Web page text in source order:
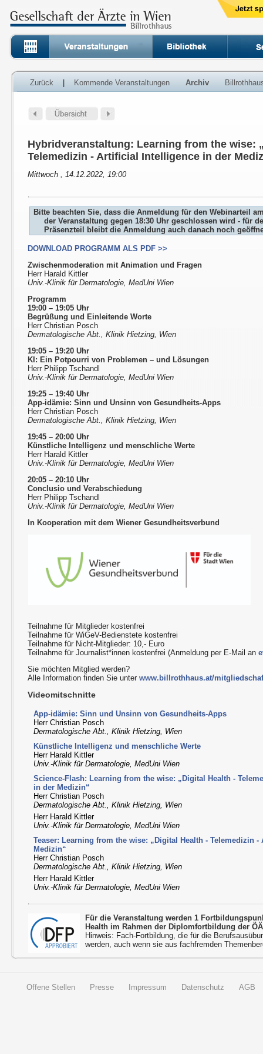
Zurück Kommende Veranstaltungen Archiv
Hybridveranstaltung: Learning from the wise:
Telemedizin - Artificial Intelligence in der
Mittwoch , 14.12.2022, 19:00
Bitte beachten Sie, dass die Anmeldung für den Webinarteil
der Veranstaltung gegen 18:30 Uhr geschlossen wird - für
Präsenzteil bleibt die Anmeldung auch danach noch
DOWNLOAD PROGRAMM ALS PDF >>
Zwischenmoderation mit Animation und Fragen
Herr Harald Kittler
Univ.-Klinik für Dermatologie, MedUni Wien
Programm
19:00 – 19:05 Uhr
Begrüßung und Einleitende Worte
Herr Christian Posch
Dermatologische Abt., Klinik Hietzing, Wien
19:05 – 19:20 Uhr
KI: Ein Potpourri von Problemen – und Lösungen
Herr Philipp Tschandl
Univ.-Klinik für Dermatologie, MedUni Wien
19:25 – 19:40 Uhr
App-idämie: Sinn und Unsinn von Gesundheits-Apps
Herr Christian Posch
Dermatologische Abt., Klinik Hietzing, Wien
19:45 – 20:00 Uhr
Künstliche Intelligenz und menschliche Werte
Herr Harald Kittler
Univ.-Klinik für Dermatologie, MedUni Wien
20:05 – 20:10 Uhr
Conclusio und Verabschiedung
Herr Philipp Tschandl
Univ.-Klinik für Dermatologie, MedUni Wien
In Kooperation mit dem Wiener Gesundheitsverbund
Teilnahme für Mitglieder kostenfrei
Teilnahme für WiGeV-Bedienstete kostenfrei
Teilnahme für Nicht-Mitglieder: 10,- Euro
Teilnahme für Journalist*innen kostenfrei (Anmeldung per E-Mail an
Sie möchten Mitglied werden?
Alle Information finden Sie unterwww.billrothhaus.at/
Videomitschnitte
App-idämie: Sinn und Unsinn von Gesundheits-Apps
Herr Christian Posch
Dermatologische Abt., Klinik Hietzing, Wien
Künstliche Intelligenz und menschliche Werte
Herr Harald Kittler
Univ.-Klinik für Dermatologie, MedUni Wien
Science-Flash: Learning from the wise: „Digital Health -
in der Medizin“
Herr Christian Posch
Dermatologische Abt., Klinik Hietzing, Wien
Herr Harald Kittler
Univ.-Klinik für Dermatologie, MedUni Wien
Teaser: Learning from the wise: „Digital Health - Telemedizin
Medizin“
Herr Christian Posch
Dermatologische Abt., Klinik Hietzing, Wien
Herr Harald Kittler
Univ.-Klinik für Dermatologie, MedUni Wien
Für die Veranstaltung werden 1
Health im Rahmen der Diplomfortbildung der
Hinweis: Fach-Fortbildung, die für die
werden, auch wenn sie aus fachfremden
Offene Stellen Presse Impressum Datenschutz AGB